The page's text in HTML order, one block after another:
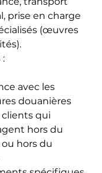
prise en charge
(œuvres
:
avec les
douanières
clients qui
hors du
hors du